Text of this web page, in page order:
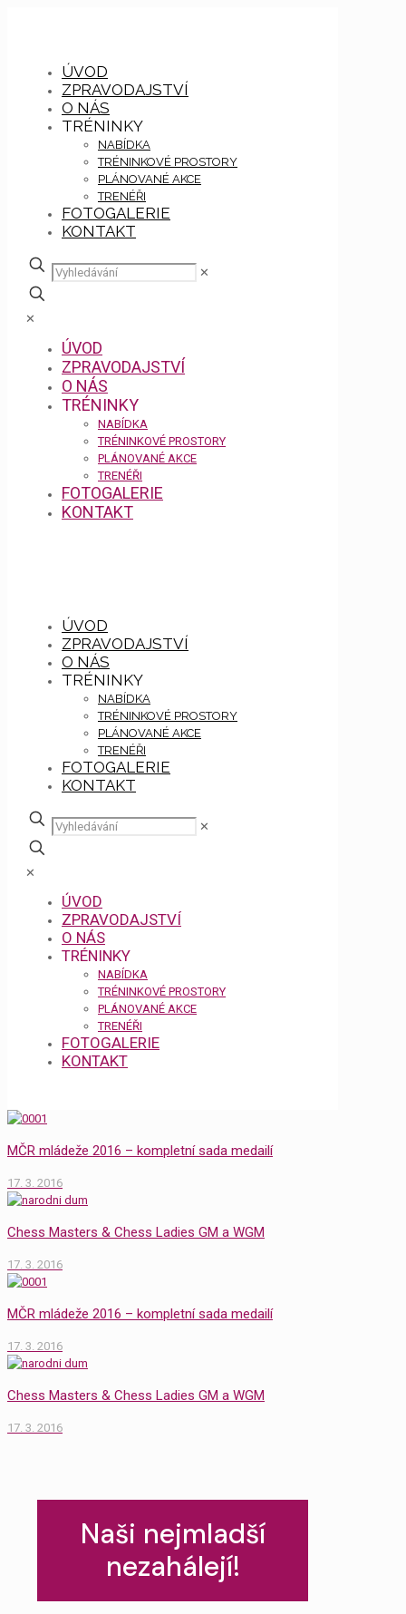
ÚVOD
ZPRAVODAJSTVÍ
O NÁS
TRÉNINKY
NABÍDKA
TRÉNINKOVÉ PROSTORY
PLÁNOVANÉ AKCE
TRENÉŘI
FOTOGALERIE
KONTAKT
✕
✕
ÚVOD
ZPRAVODAJSTVÍ
O NÁS
TRÉNINKY
NABÍDKA
TRÉNINKOVÉ PROSTORY
PLÁNOVANÉ AKCE
TRENÉŘI
FOTOGALERIE
KONTAKT
ÚVOD
ZPRAVODAJSTVÍ
O NÁS
TRÉNINKY
NABÍDKA
TRÉNINKOVÉ PROSTORY
PLÁNOVANÉ AKCE
TRENÉŘI
FOTOGALERIE
KONTAKT
✕
✕
ÚVOD
ZPRAVODAJSTVÍ
O NÁS
TRÉNINKY
NABÍDKA
TRÉNINKOVÉ PROSTORY
PLÁNOVANÉ AKCE
TRENÉŘI
FOTOGALERIE
KONTAKT
MČR mládeže 2016 – kompletní sada medailí
17. 3. 2016
Chess Masters & Chess Ladies GM a WGM
17. 3. 2016
MČR mládeže 2016 – kompletní sada medailí
17. 3. 2016
Chess Masters & Chess Ladies GM a WGM
17. 3. 2016
Naši nejmladší
nezahálejí!